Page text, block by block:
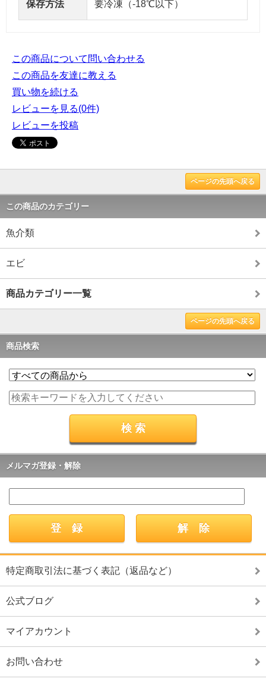
保存方法 要冷凍（-18℃以下）
この商品について問い合わせる
この商品を友達に教える
買い物を続ける
レビューを見る(0件)
レビューを投稿
ページの先頭へ戻る
この商品のカテゴリー
魚介類
エビ
商品カテゴリー一覧
ページの先頭へ戻る
商品検索
メルマガ登録・解除
特定商取引法に基づく表記（返品など）
公式ブログ
マイアカウント
お問い合わせ